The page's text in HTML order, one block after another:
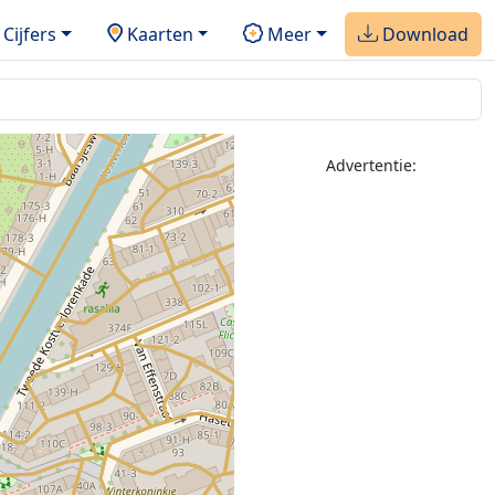
Cijfers Kaarten Meer Download
Advertentie: